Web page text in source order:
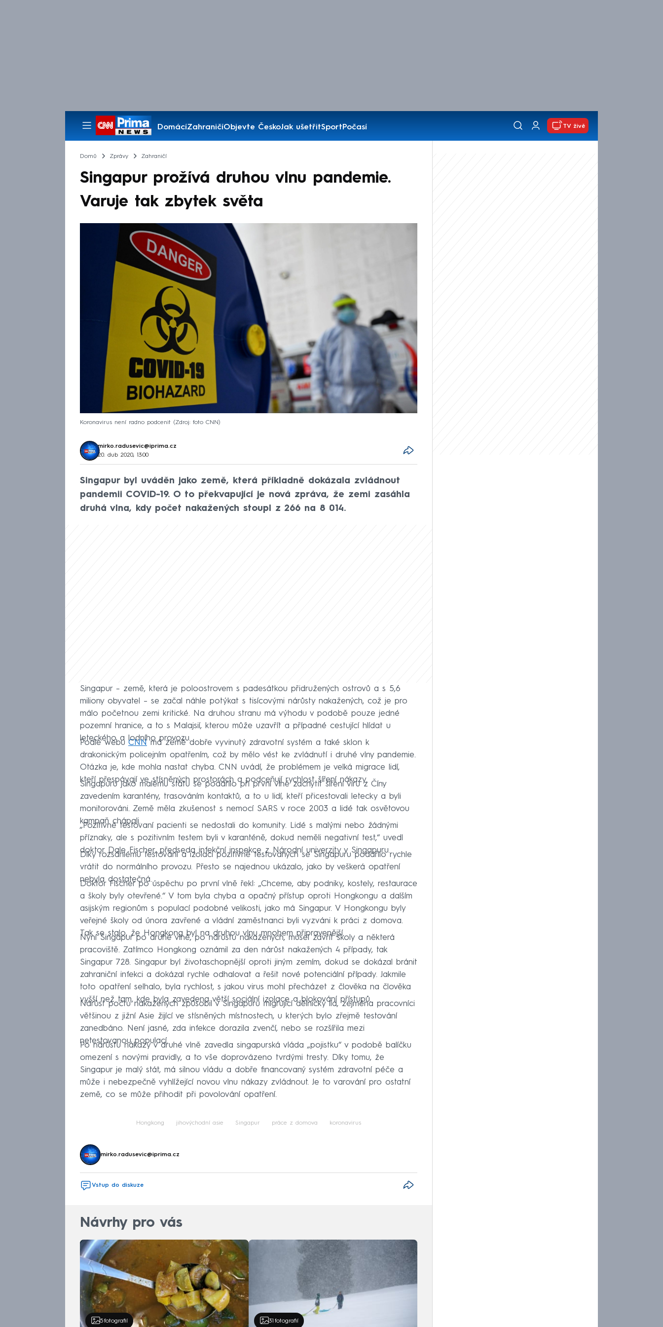
DomácíZahraničíObjevte ČeskoJak ušetřitSportPočasí
Pořady
TV živě
Domů Zprávy Zahraničí
Singapur prožívá druhou vlnu pandemie.
Varuje tak zbytek světa
Koronavirus není radno podcenit Zdroj: foto CNN
mirko.radusevic@iprima.cz
20. dub 2020, 13:00
Singapur byl uváděn jako země, která příkladně dokázala zvládnout
pandemii COVID-19. O to překvapující je nová zpráva, že zemi zasáhla
druhá vlna, kdy počet nakažených stoupl z 266 na 8 014.
Singapur – země, která je poloostrovem s padesátkou přidružených ostrovů a s 5,6
miliony obyvatel – se začal náhle potýkat s tisícovými nárůsty nakažených, což je pro
málo početnou zemi kritické. Na druhou stranu má výhodu v podobě pouze jedné
pozemní hranice, a to s Malajsií, kterou může uzavřít a případné cestující hlídat u
leteckého a lodního provozu.
Podle webu CNN má země dobře vyvinutý zdravotní systém a také sklon k
drakonickým policejním opatřením, což by mělo vést ke zvládnutí i druhé vlny pandemie.
Otázka je, kde mohla nastat chyba. CNN uvádí, že problémem je velká migrace lidí,
kteří přespávají ve stísněných prostorách a podceňují rychlost šíření nákazy.
Singapuru jako malému státu se podařilo při první vlně zachytit šíření viru z Číny
zavedením karantény, trasováním kontaktů, a to u lidí, kteří přicestovali letecky a byli
monitorováni. Země měla zkušenost s nemocí SARS v roce 2003 a lidé tak osvětovou
kampaň chápali.
„Pozitivně testovaní pacienti se nedostali do komunity. Lidé s malými nebo žádnými
příznaky, ale s pozitivním testem byli v karanténě, dokud neměli negativní test,“ uvedl
doktor Dale Fischer, předseda infekční inspekce z Národní univerzity v Singapuru.
Díky rozsáhlému testování a izolaci pozitivně testovaných se Singapuru podařilo rychle
vrátit do normálního provozu. Přesto se najednou ukázalo, jako by veškerá opatření
nebyla dostatečná.
Doktor Fischer po úspěchu po první vlně řekl: „Chceme, aby podniky, kostely, restaurace
a školy byly otevřené.“ V tom byla chyba a opačný přístup oproti Hongkongu a dalším
asijským regionům s populací podobné velikosti, jako má Singapur. V Hongkongu byly
veřejné školy od února zavřené a vládní zaměstnanci byli vyzváni k práci z domova.
Tak se stalo, že Hongkong byl na druhou vlnu mnohem připravenější.
Nyní Singapur po druhé vlně, po nárůstu nakažených, musel zavřít školy a některá
pracoviště. Zatímco Hongkong oznámil za den nárůst nakažených 4 případy, tak
Singapur 728. Singapur byl životaschopnější oproti jiným zemím, dokud se dokázal bránit
zahraniční infekci a dokázal rychle odhalovat a řešit nové potenciální případy. Jakmile
toto opatření selhalo, byla rychlost, s jakou virus mohl přecházet z člověka na člověka
vyšší než tam, kde byla zavedena větší sociální izolace a blokování přístupů.
Nárůst počtu nakažených způsobil v Singapuru migrující dělnický lid, zejména pracovníci
většinou z jižní Asie žijící ve stísněných místnostech, u kterých bylo zřejmě testování
zanedbáno. Není jasné, zda infekce dorazila zvenčí, nebo se rozšířila mezi
netestovanou populací.
Po nárůstu nákazy v druhé vlně zavedla singapurská vláda „pojistku“ v podobě balíčku
omezení s novými pravidly, a to vše doprovázeno tvrdými tresty. Díky tomu, že
Singapur je malý stát, má silnou vládu a dobře financovaný systém zdravotní péče a
může i nebezpečně vyhlížející novou vlnu nákazy zvládnout. Je to varování pro ostatní
země, co se může přihodit při povolování opatření.
Hongkong jihovýchodní asie Singapur práce z domova koronavirus
mirko.radusevic@iprima.cz
Vstup do diskuze
Návrhy pro vás
5 fotografií 31 fotografií